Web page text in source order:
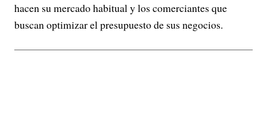
hacen su mercado habitual y los comerciantes que
buscan optimizar el presupuesto de sus negocios.